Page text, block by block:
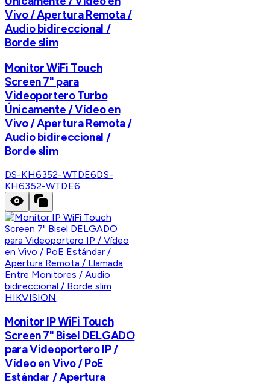
Vivo / Apertura Remota /
Audio bidireccional /
Borde slim
Monitor WiFi Touch
Screen 7" para
Videoportero Turbo
Únicamente / Vídeo en
Vivo / Apertura Remota /
Audio bidireccional /
Borde slim
DS-KH6352-WTDE6DS-
KH6352-WTDE6
HIKVISION
Monitor IP WiFi Touch
Screen 7" Bisel DELGADO
para Videoportero IP /
Vídeo en Vivo / PoE
Estándar / Apertura